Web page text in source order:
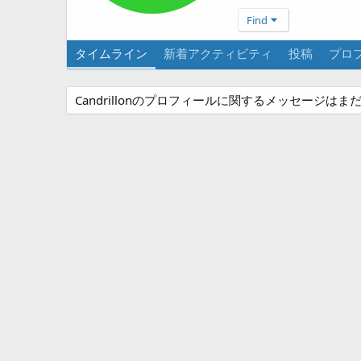
Find
タイムライン 新着アクティビティ 投稿 プロ
Candrillonのプロフィールに関するメッセージはまだ